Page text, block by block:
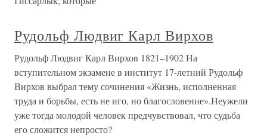
Рудольф Людвиг Карл Вирхов
Рудольф Людвиг Карл Вирхов 1821–1902 На
вступительном экзамене в институт 17-летний Рудольф
Вирхов выбрал тему сочинения «Жизнь, исполненная
труда и борьбы, есть не иго, но благословение».Неужели
уже тогда молодой человек предчувствовал, что судьба
его сложится непросто?